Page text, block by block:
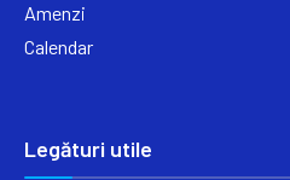
Amenzi
Calendar
Legături utile